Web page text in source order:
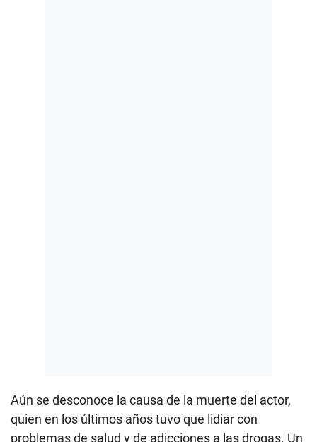
Aún se desconoce la causa de la muerte del actor,
quien en los últimos años tuvo que lidiar con
problemas de salud y de adicciones a las drogas. Un